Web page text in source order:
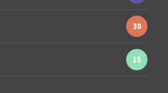
30
15